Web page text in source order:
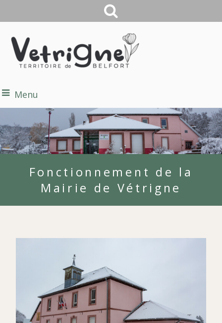
Menu
Fonctionnement de la
Mairie de Vétrigne